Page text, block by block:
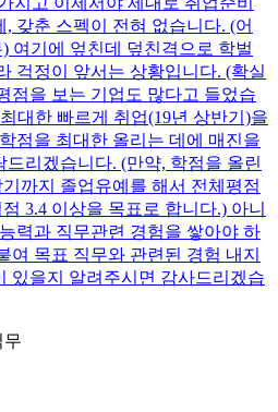
갖춘 스펙이 전혀 없습니다. (어
여기에 엎친데 덮친격으로 학벌
걱정이 앞서는 상황입니다. (확실
점을 보는 기업도 많다고 들었습
대한 빠르게 취업(19년 상반기)을
점을 최대한 올리는 데에 매진을
리겠습니다. (만약, 학점을 올린
까지 졸업유예를 해서 전체평점
3.4 이상을 목표로 합니다.) 아니
력과 직무관련 경험을 쌓아야 하
여 목표 직무와 관련된 경험 내지
있을지 알려주시면 감사드리겠습
무